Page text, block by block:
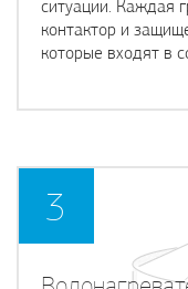
ситуации. Каждая
контактор и
которые входят в
3